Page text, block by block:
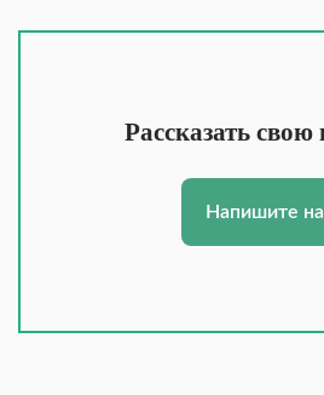
Рассказать
Напишите